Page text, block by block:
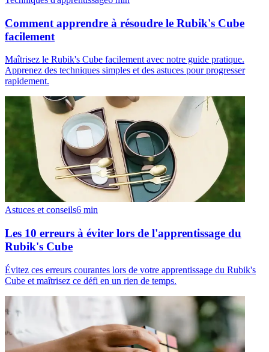
Comment apprendre à résoudre le Rubik's Cube
facilement
Maîtrisez le Rubik's Cube facilement avec notre guide pratique.
Apprenez des techniques simples et des astuces pour progresser
rapidement.
Astuces et conseils6 min
Les 10 erreurs à éviter lors de l'apprentissage du
Rubik's Cube
Évitez ces erreurs courantes lors de votre apprentissage du Rubik's
Cube et maîtrisez ce défi en un rien de temps.